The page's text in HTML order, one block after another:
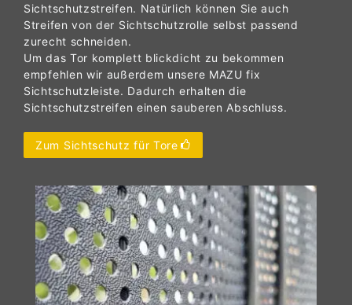
Sichtschutzstreifen. Natürlich können Sie auch
Streifen von der Sichtschutzrolle selbst passend
zurecht schneiden.
Um das Tor komplett blickdicht zu bekommen
empfehlen wir außerdem unsere MAZU fix
Sichtschutzleiste. Dadurch erhalten die
Sichtschutzstreifen einen sauberen Abschluss.
Zum Sichtschutz für Tore